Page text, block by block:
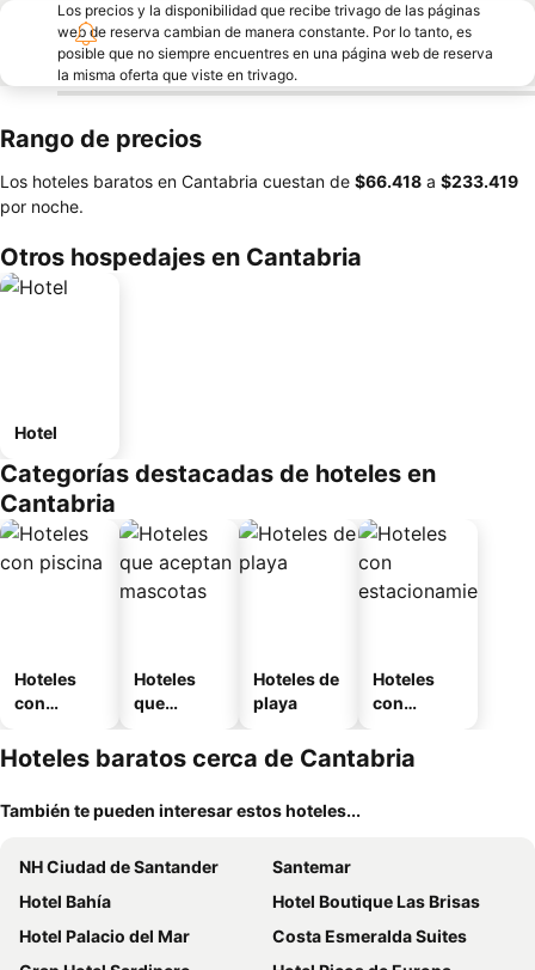
Los precios y la disponibilidad que recibe trivago de las páginas
web de reserva cambian de manera constante. Por lo tanto, es
posible que no siempre encuentres en una página web de reserva
la misma oferta que viste en trivago.
Rango de precios
Los hoteles baratos en Cantabria cuestan de ‎$66.418 a ‎$233.419
por noche.
Otros hospedajes en Cantabria
Hotel
Categorías destacadas de hoteles en
Cantabria
Hoteles
con
Hoteles
que
mascotas
Hoteles de
playa
Hoteles
con
miento
Hoteles baratos cerca de Cantabria
También te pueden interesar estos hoteles...
NH Ciudad de Santander
Santemar
Hotel Bahía
Hotel Boutique Las Brisas
Hotel Palacio del Mar
Costa Esmeralda Suites